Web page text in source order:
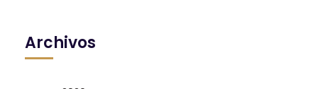
Archivos